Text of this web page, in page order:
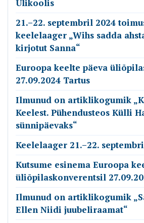
Ülikoolis
21.–22. septembril 2024
keelelaager „Wihs sadda
kirjotut Sanna“
Euroopa keelte päeva
27.09.2024 Tartus
Ilmunud on artiklikogumik
Keelest. Pühendusteos Külli
sünnipäevaks“
Keelelaager 21.–22.
Kutsume esinema Euroopa
üliõpilaskonverentsil
Ilmunud on artiklikogumik
Ellen Niidi juubeliraamat“